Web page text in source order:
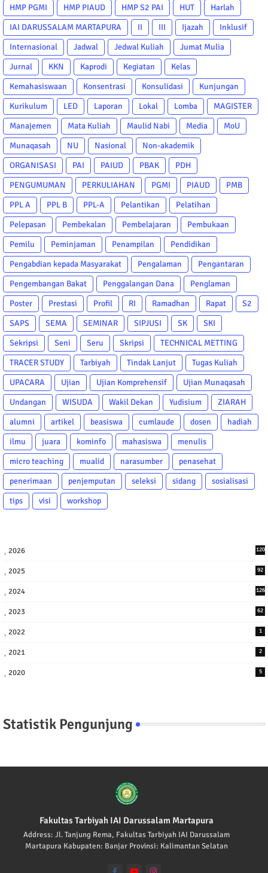
HMP PGMI
HMP PIAUD HMP S2 PAI HUT
Harlah
IAI DARUSSALAM MARTAPURA
II III Ijazah
Inklusif
Internasional
Jadwal Jedwal Kuliah
Jumat Mulia
Jurnal
KKN Kaprodi Kegiatan
Kelas
Kemahasiswaan
Konsentrasi Konsulidasi
Kunjungan
Kurikulum
LED Laporan Lokal Lomba
MAGISTER
Manajemen
Mata Kuliah Maulid Nabi Media
MoU
Munaqasah
NU Nasional
Non-akademik
ORGANISASI
PAI PAIUD PBAK
PDH
PENGUMUMAN
PERKULIAHAN PGMI PIAUD
PMB
PPL A
PPL B PPL-A Pelantikan
Pelatihan
Pelepasan
Pembekalan Pembelajaran
Pembukaan
Pemilu
Peminjaman Penampilan
Pendidikan
Pengabdian kepada Masyarakat
Pengalaman
Pengantaran
Pengembangan Bakat
Penggalangan Dana
Penglaman
Poster
Prestasi Profil RI Ramadhan Rapat
S2
SAPS
SEMA SEMINAR SIPJUSI SK
SKI
Sekripsi
Seni Seru Skripsi
TECHNICAL METTING
TRACER STUDY
Tarbiyah Tindak Lanjut
Tugas Kuliah
UPACARA
Ujian Ujian Komprehensif
Ujian Munaqasah
Undangan
WISUDA Wakil Dekan Yudisium
ZIARAH
alumni
artikel beasiswa cumlaude dosen
hadiah
ilmu
juara kominfo mahasiswa
menulis
micro teaching
mualid narasumber
penasehat
penerimaan
penjemputan seleksi sidang
sosialisasi
tips
visi workshop
2026 120
2025 92
2024 126
2023 62
2022 1
2021 2
2020 5
Statistik Pengunjung
Fakultas Tarbiyah IAI Darussalam Martapura
Address: Jl. Tanjung Rema, Fakultas Tarbiyah IAI Darussalam
Martapura Kabupaten: Banjar Provinsi: Kalimantan Selatan